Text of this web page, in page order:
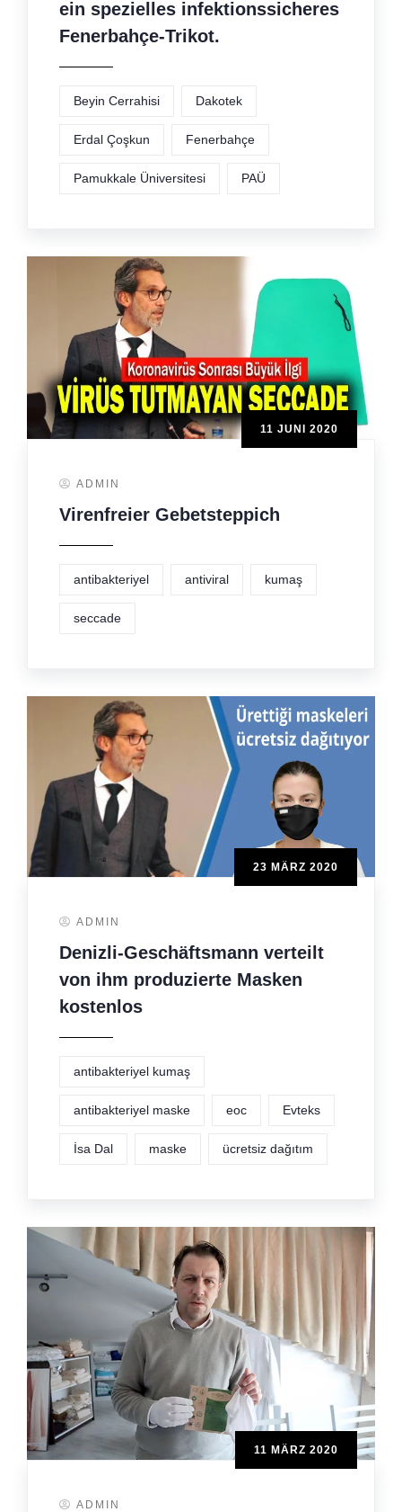
ein spezielles infektionssicheres
Fenerbahçe-Trikot.
Beyin Cerrahisi Dakotek
Erdal Çoşkun Fenerbahçe
Pamukkale Üniversitesi PAÜ
11 JUNI 2020
ADMIN
Virenfreier Gebetsteppich
antibakteriyel antiviral kumaş
seccade
23 MÄRZ 2020
ADMIN
Denizli-Geschäftsmann verteilt
von ihm produzierte Masken
kostenlos
antibakteriyel kumaş
antibakteriyel maske eoc Evteks
İsa Dal maske ücretsiz dağıtım
11 MÄRZ 2020
ADMIN